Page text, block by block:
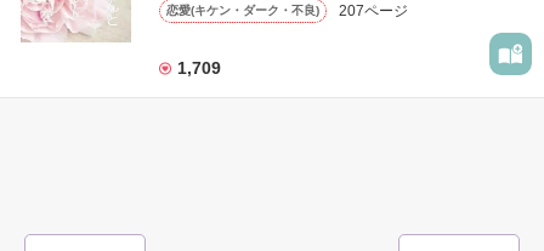
✨.ﾟ･*..☆.｡.:*✨.☆.｡.:. *:ﾟ✨.ﾟ･*..☆.｡.:*✨
恋愛(キケン・ダーク・不良) 207ページ
1,709